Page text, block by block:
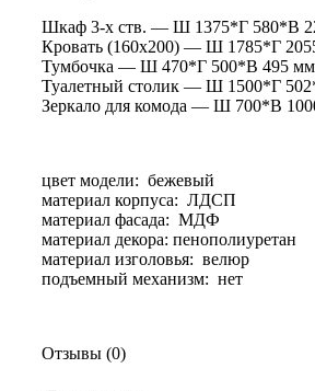
Шкаф 3-х ств. — Ш 1375*Г 580*В
Кровать (160х200) — Ш 1785*Г
Тумбочка — Ш 470*Г 500*В 495 мм
Туалетный столик — Ш 1500*Г
Зеркало для комода — Ш 700*В
цвет модели: бежевый
материал корпуса: ЛДСП
материал фасада: МДФ
материал декора: пенополиуретан
материал изголовья: велюр
подъемный механизм: нет
Отзывы (0)